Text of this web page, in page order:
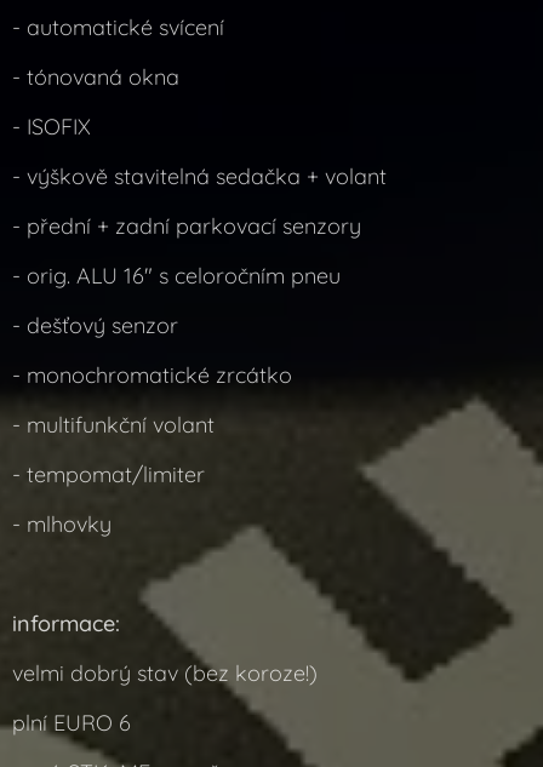
- automatické svícení
- tónovaná okna
- ISOFIX
- výškově stavitelná sedačka + volant
- přední + zadní parkovací senzory
- orig. ALU 16" s celoročním pneu
- dešťový senzor
- monochromatické zrcátko
- multifunkční volant
- tempomat/limiter
- mlhovky
informace:
velmi dobrý stav (bez koroze!)
plní EURO 6